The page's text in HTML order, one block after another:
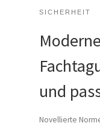
SICHERHEIT
und
Novellierte